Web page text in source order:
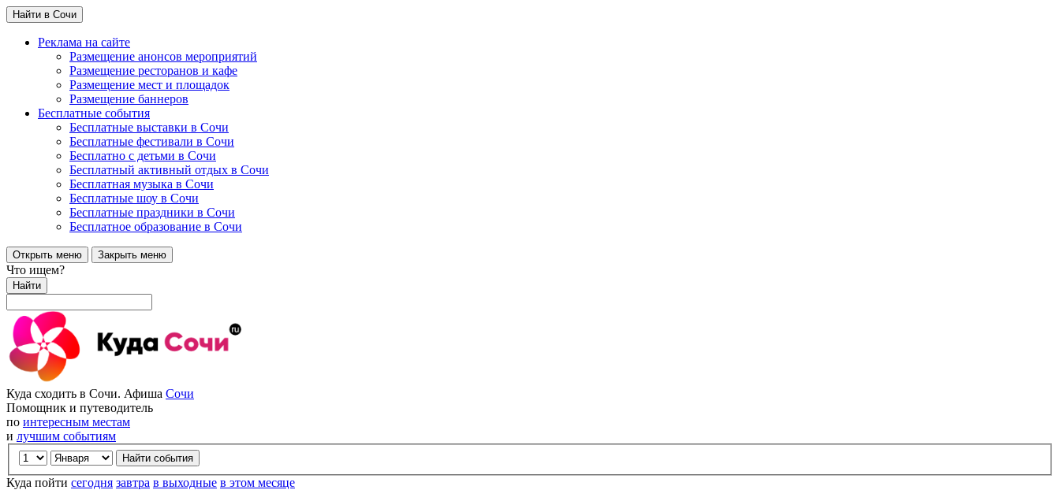
Найти в Сочи
Реклама на сайте
Размещение анонсов мероприятий
Размещение ресторанов и кафе
Размещение мест и площадок
Размещение баннеров
Бесплатные события
Бесплатные выставки в Сочи
Бесплатные фестивали в Сочи
Бесплатно с детьми в Сочи
Бесплатный активный отдых в Сочи
Бесплатная музыка в Сочи
Бесплатные шоу в Сочи
Бесплатные праздники в Сочи
Бесплатное образование в Сочи
Открыть меню Закрыть меню
Что ищем?
Найти
Куда сходить в Сочи. Афиша Сочи
Помощник и путеводитель
по интересным местам
и лучшим событиям
Куда пойти сегодня завтра в выходные в этом месяце